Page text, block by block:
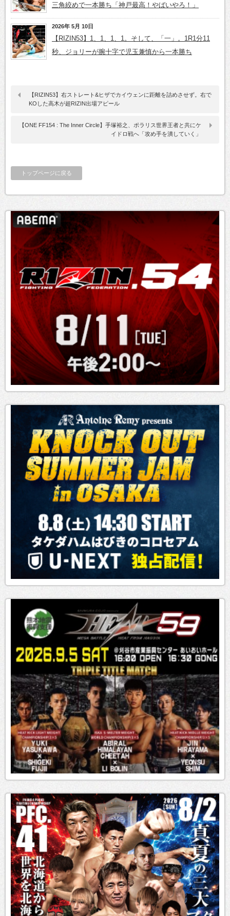
三角絞めで一本勝ち「神戸最高！やばいやろ！」
2026年 5月 10日
【RIZIN53】1、1、1、1。そして、「一」。1R1分11
秒、ジョリーが腕十字で児玉兼慎から一本勝ち
【RIZIN53】右ストレート&ヒザでカイウェンに距離を詰めさせず。右で
KOした高木が超RIZIN出場アピール
【ONE FF154 : The Inner Circle】手塚裕之、ポラリス世界王者と共にケ
イドロ戦へ「攻め手を潰していく」
トップページに戻る